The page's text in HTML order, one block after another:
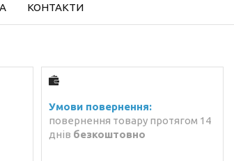
КОНТАКТИ
повернення товару протягом 14
днів безкоштовно